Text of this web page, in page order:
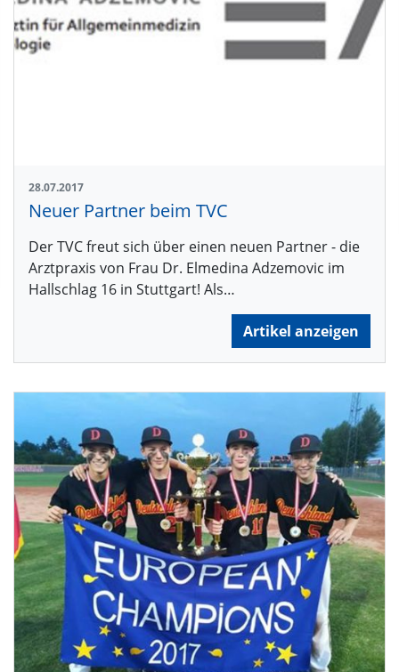
28.07.2017
Neuer Partner beim TVC
Der TVC freut sich über einen neuen Partner - die
Arztpraxis von Frau Dr. Elmedina Adzemovic im
Hallschlag 16 in Stuttgart! Als…
Artikel anzeigen